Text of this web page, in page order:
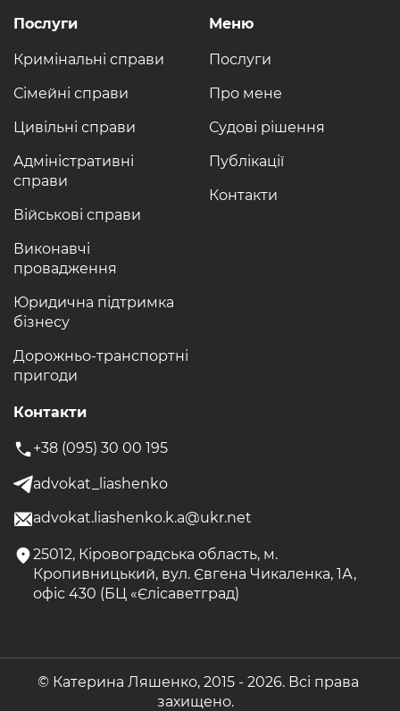
Меню
Послуги
Про мене
Судові рішення
Публікації
Контакти
Послуги
Кримінальні справи
Сімейні справи
Цивільні справи
Адміністративні
справи
Військові справи
Виконавчі
провадження
Юридична підтримка
бізнесу
Дорожньо-транспортні
пригоди
Контакти
+38 (095) 30 00 195
advokat_liashenko
advokat.liashenko.k.a@ukr.net
25012, Кіровоградська область, м.
Кропивницький, вул. Євгена Чикаленка, 1А,
офіс 430 (БЦ «Єлісаветград)
© Катерина Ляшенко, 2015 - 2026. Всі права
захищено.